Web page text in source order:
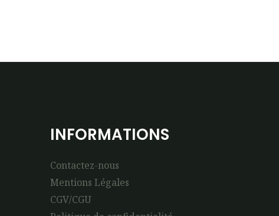
INFORMATIONS
Contactez-nous
Mentions Légales
CGV/CGU